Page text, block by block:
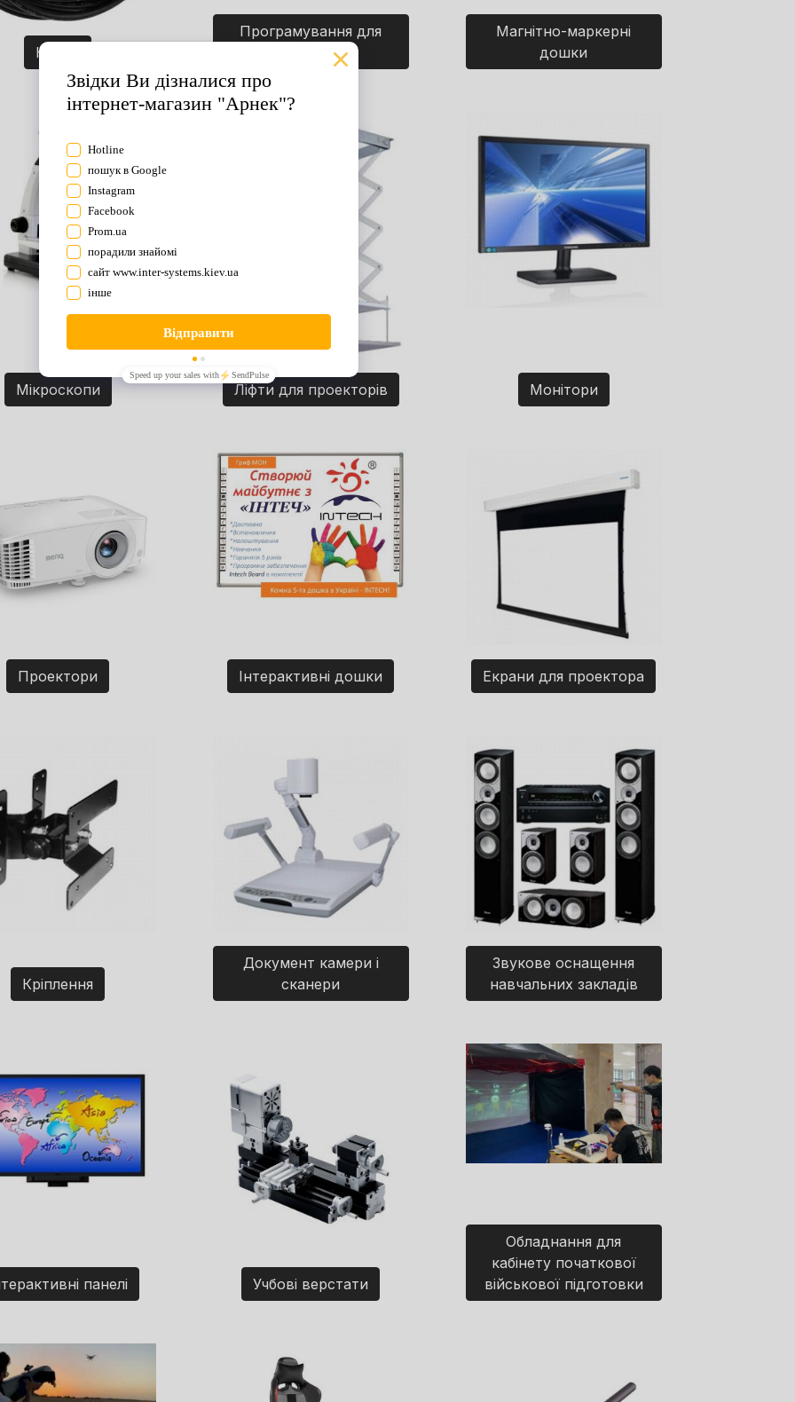
Кабелі
Програмування для
дітей. Ігри.
Магнітно-маркерні
дошки
Мікроскопи Ліфти для проекторів Монітори
Проектори Інтерактивні дошки Екрани для проектора
Кріплення
Документ камери і
сканери
Звукове оснащення
навчальних закладів
панелі Учбові верстати
Обладнання для
кабінету початкової
військової підготовки